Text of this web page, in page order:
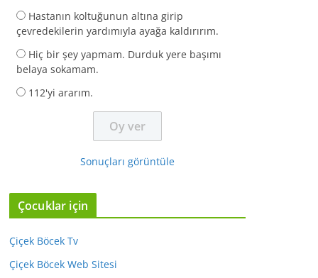
Hastanın koltuğunun altına girip
çevredekilerin yardımıyla ayağa kaldırırım.
Hiç bir şey yapmam. Durduk yere başımı
belaya sokamam.
112'yi ararım.
Sonuçları görüntüle
Çocuklar için
Çiçek Böcek Tv
Çiçek Böcek Web Sitesi